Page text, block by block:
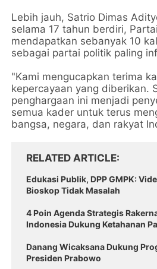
Lebih jauh, Satrio Dimas
selama 17 tahun berdiri,
mendapatkan sebanyak 10
sebagai partai politik paling
"Kami mengucapkan terima
kepercayaan yang diberikan.
penghargaan ini menjadi
semua kader untuk terus
bangsa, negara, dan rakyat
RELATED ARTICLE
Edukasi Publik, DPP GMPK:
Bioskop Tidak Masalah
4 Poin Agenda Strategis
Indonesia Dukung Ketahanan
Danang Wicaksana Dukung
Presiden Prabowo